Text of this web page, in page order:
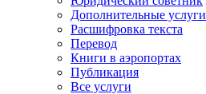
Дополнительные услуги
Расшифровка текста
Перевод
Книги в аэропортах
Публикация
Все услуги